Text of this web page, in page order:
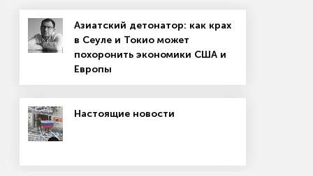
в сфере массовых коммуникаций, связи и охраны
Азиатский детонатор: как крах
в Сеуле и Токио может
похоронить экономики США и
Европы
Настоящие новости